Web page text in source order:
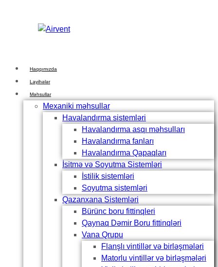
content
Haqqımızda
Layihələr
Məhsullar
Mexaniki məhsullar
Havalandırma sistemləri
Havalandırma asqı məhsulları
Havalandırma fanları
Havalandırma Qapaqları
İsitmə və Soyutma Sistemləri
İstilik sistemləri
Soyutma sistemləri
Qazanxana Sistemləri
Bürünc boru fittinqleri
Qaynaq Dəmir Boru fittinqləri
Vana Qrupu
Flanşlı vintillər və birləşmələri
Matorlu vintillər və birləşmələri